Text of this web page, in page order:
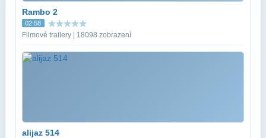
Rambo 2
02:58
Filmové trailery | 18098 zobrazení
alijaz 514